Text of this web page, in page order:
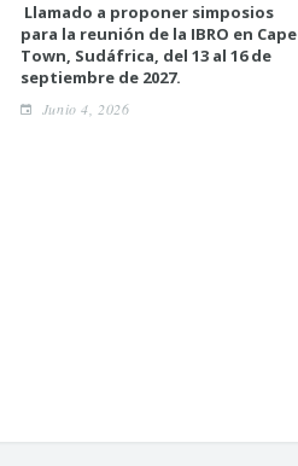
Llamado a proponer simposios
para la reunión de la IBRO en Cape
Town, Sudáfrica, del 13 al 16 de
septiembre de 2027.
Junio 4, 2026